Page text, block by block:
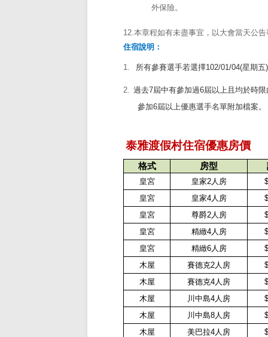
外保險。
12.本章程如有未盡事宜，以大會當天公
住宿說明：
1. 所有參賽選手若選擇102/01/04(星期五)
2. 過去7屆中有參加過6屆以上且均於時
參加6屆以上優惠選手名單附加檔案。
泰雅渡假村住宿優惠房價
格式 房型
皇宮 皇家2人房
皇宮
皇家4人房
皇宮
尊爵2人房
皇宮
精緻4人房
皇宮
精緻6人房
木屋
賽德克2人房
木屋
賽德克4人房
木屋
川中島4人房
木屋
川中島8人房
木屋
美巴拉4人房